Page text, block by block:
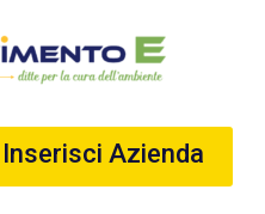
Inserisci Azienda